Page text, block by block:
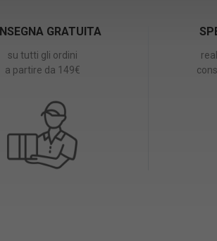
GRATUITA
su tutti gli ordini
a partire da 149€